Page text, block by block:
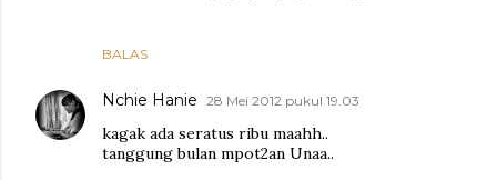
BALAS
Nchie Hanie 28 Mei 2012 pukul 19.03
kagak ada seratus ribu maahh..
tanggung bulan mpot2an Unaa..